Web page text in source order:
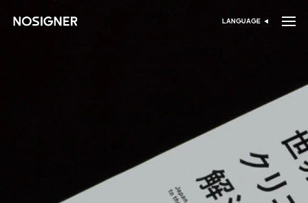
الرئيسية اختر اللغة
LANGUAGE